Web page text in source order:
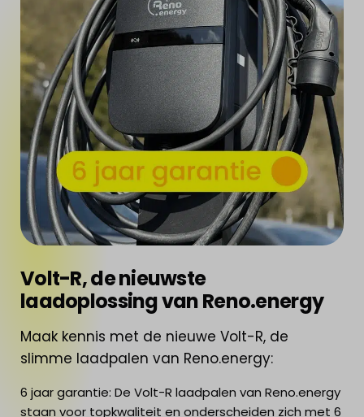
Volt-R, de nieuwste
laadoplossing van Reno.energy
Maak kennis met de nieuwe Volt-R, de
slimme laadpalen van Reno.energy:
6 jaar garantie: De Volt-R laadpalen van Reno.energy
staan voor topkwaliteit en onderscheiden zich met 6